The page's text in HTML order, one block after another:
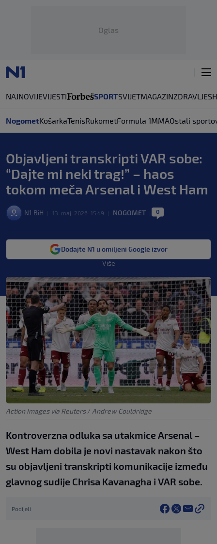
Oglas
NAJNOVIJEVIJESTI SPORTSVIJETMAGAZINZDRAVLJE
NogometKošarkaTenisRukometFormula 1MMAOstali
Objavljeni transkripti VAR sobe:
“Dajte mi neki trag!” – haos
tokom meča Arsenal i West Ham
N1 BiH 13. maj. 2026. 15:49 NOGOMET 0
Dodajte N1 u omiljeni Google izvor
Više
Action Images via Reuters / Andrew Couldridge
Kontroverzna odluka sa utakmice Arsenal –
West Ham dobila je novi nastavak nakon što
su objavljeni transkripti komunikacije između
glavnog sudije Chrisa Kavanagha i VAR sobe.
Podijeli